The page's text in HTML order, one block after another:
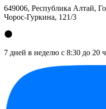
649006, Республика Алтай,
Чорос-Гуркина, 121/3
7 дней в неделю с 8:30 до 20